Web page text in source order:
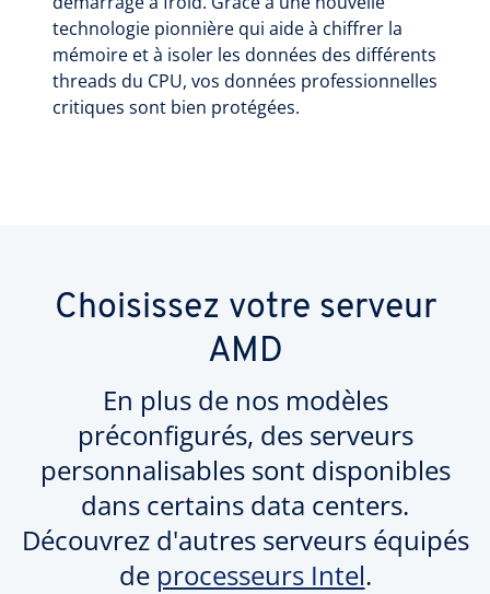
technologie pionnière qui aide à chiffrer la
mémoire et à isoler les données des différents
threads du CPU, vos données professionnelles
critiques sont bien protégées.
Choisissez votre serveur
AMD
En plus de nos modèles
préconfigurés, des serveurs
personnalisables sont disponibles
dans certains data centers.
Découvrez d'autres serveurs équipés
de processeurs Intel.